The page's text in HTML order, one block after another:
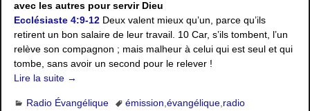
avec les autres pour servir Dieu
Ecclésiaste 4:9-12 Deux valent mieux qu’un, parce qu’ils
retirent un bon salaire de leur travail. 10 Car, s’ils tombent, l’un
relève son compagnon ; mais malheur à celui qui est seul et qui
tombe, sans avoir un second pour le relever !
Lire la suite →
Radio Évangélique émission évangélique, radio